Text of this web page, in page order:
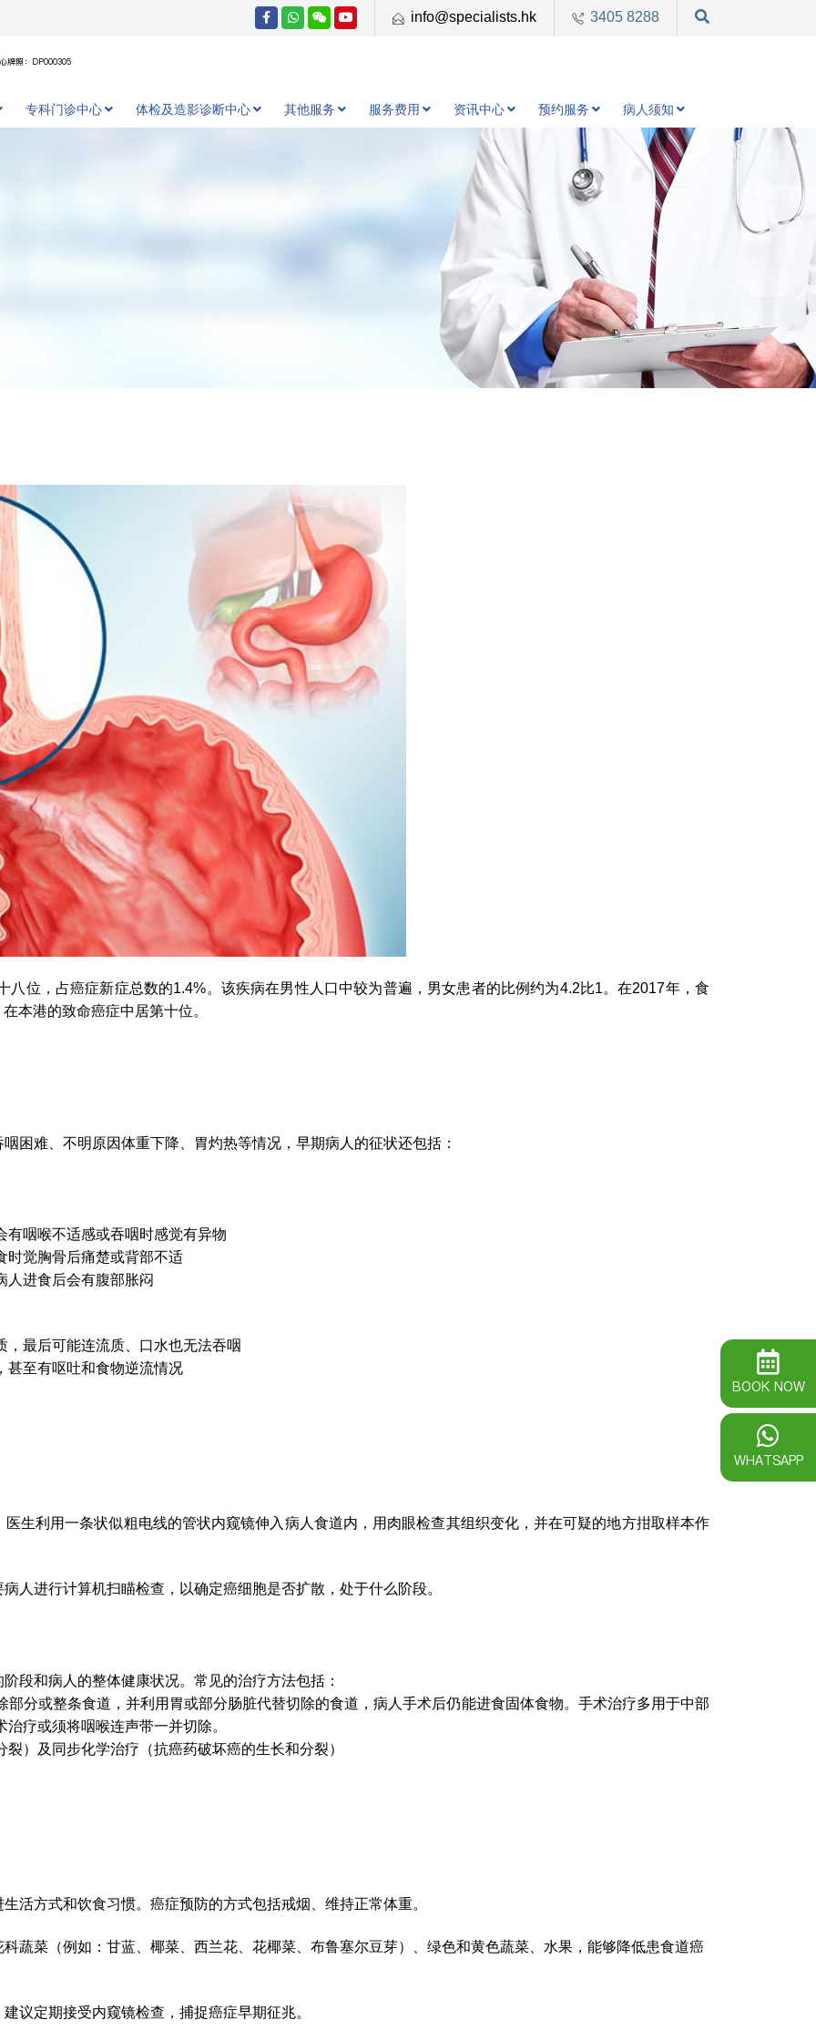
info@specialists.hk 3405 8288
牌照：DP000305
专科门诊中心 体检及造影诊断中心 其他服务 服务费用 资讯中心 预约服务 病人须知
八位，占癌症新症总数的1.4%。该疾病在男性人口中较为普遍，男女患者的比例约为4.2比1。在2017年，食
本港的致命癌症中居第十位。
困难、不明原因体重下降、胃灼热等情况，早期病人的征状还包括：
有咽喉不适感或吞咽时感觉有异物
时觉胸骨后痛楚或背部不适
人进食后会有腹部胀闷
最后可能连流质、口水也无法吞咽
甚至有呕吐和食物逆流情况
生利用一条状似粗电线的管状内窥镜伸入病人食道内，用肉眼检查其组织变化，并在可疑的地方拑取样本作
人进行计算机扫瞄检查，以确定癌细胞是否扩散，处于什么阶段。
段和病人的整体健康状况。常见的治疗方法包括：
分或整条食道，并利用胃或部分肠脏代替切除的食道，病人手术后仍能进食固体食物。手术治疗多用于中部
疗或须将咽喉连声带一并切除。
）及同步化学治疗（抗癌药破坏癌的生长和分裂）
活方式和饮食习惯。癌症预防的方式包括戒烟、维持正常体重。
蔬菜（例如：甘蓝、椰菜、西兰花、花椰菜、布鲁塞尔豆芽）、绿色和黄色蔬菜、水果，能够降低患食道癌
议定期接受内窥镜检查，捕捉癌症早期征兆。
BOOK NOW
WHATSAPP